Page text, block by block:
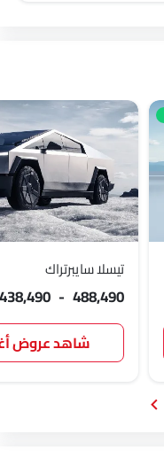
تيسلا سايبرتراك
438,490 - 488,490
شاهد عروض